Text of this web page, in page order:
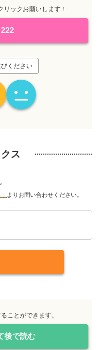
リックお願いします！
222
ください
ス
よりお問い合わせください。
ことができます。
後で読む